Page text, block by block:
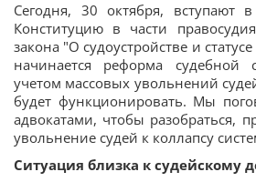
Сегодня, 30 октября, вступают
Конституцию в части
закона "О судоустройстве и
начинается реформа судебной
учетом массовых увольнений
будет функционировать. Мы
адвокатами, чтобы разобраться,
увольнение судей к коллапсу
Ситуация близка к судейскому